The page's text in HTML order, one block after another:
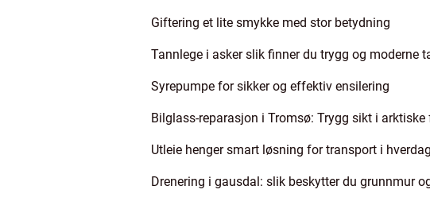
Giftering et lite smykke med stor betydning
Tannlege i asker slik finner du trygg og moderne
Syrepumpe for sikker og effektiv ensilering
Bilglass-reparasjon i Tromsø: Trygg sikt i arktiske
Utleie henger smart løsning for transport i
Drenering i gausdal: slik beskytter du grunnmur